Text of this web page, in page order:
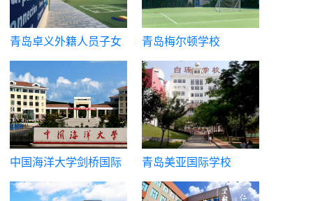
青岛卓义外籍人员子女
学校
青岛梅尔顿学校
中国海洋大学剑桥国际
中心
青岛美亚国际学校